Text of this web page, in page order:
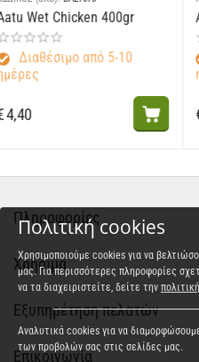
Aatu Wet Chicken 400gr
Διαθέσιμο από 5-10
ημέρες
€4,40
Πληροφορίες
Χρήσιμα
Εξυπηρέτηση πελατών
Επικοινωνία
Πολιτική cookies
Χρησιμοποιούμε cookies για να
μας. Για περισσότερες πληροφορίες
να τα διαχειριστείτε, δείτε την
Αναλυτικά cookies για να
των προβολών σας στις σελίδες μας.